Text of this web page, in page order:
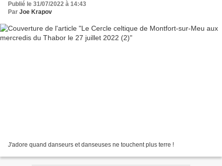
Publié le 31/07/2022 à 14:43
Par Joe Krapov
J'adore quand danseurs et danseuses ne touchent plus terre !